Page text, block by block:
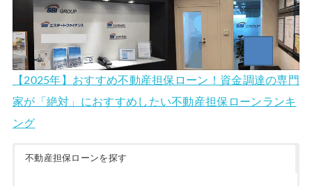
【2025年】おすすめ不動産担保ローン！資金調達の専門
家が「絶対」におすすめしたい不動産担保ローンランキ
ング
不動産担保ローンを探す